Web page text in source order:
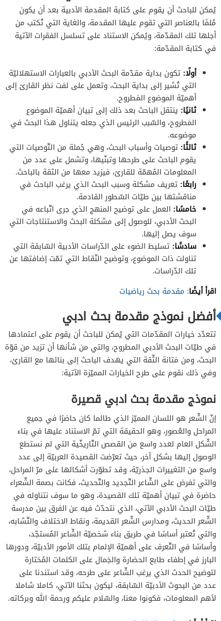
يُمكن للباحث أن يقوم على كتابة المقدمة الأدبية بعد أن يكون
مُلمًا بالعناصر التي تقوم عليها المقدمة، والغاية التي تُكتب من
أجلها تلك المقدّمة، ويُمكن الاستناد على تسلسل الفقرات الآتية
في كتابة المقدّمة:
أولًا: تكون بداية مقدّمة البحث الأدبي بالعبارات الاستهلاليّة
التي تُشير إلى بداية البحث، وتعمل على لفت نظر القارئ إلى
أهميّة الموضوع المَطروح.
ثانيًا: ينتقل الباحث بعد ذلك إلى تبيان أهميّة الموضوع
المَطروح، والسّبب الرئيس الذي جعله يتناول هذا البحث في
موضوعه.
ثالثًا: توصيات وأسباب البحث، وهي جُملة من التّوصيات التي
يقوم الباحث على طرحها وتبنّيها، وتشمل على عدد من
المعلومات المُهمّة للقارئ، فيزيد معها من الثقة بالباحث.
رابعًا: تعريف مشكلة وسبب البحث الذي يرغب الباحث في
مناقشتها بين طيّات السّطور القادمة.
خامسًا: العمل على توضيح المنهج الذي جرى اتّباعه في
البحث الأدبي، للوصول إلى مشكلة البحث والاستنتاجات التي
سوف يصل إليها.
سادسًَا: تسليط الضوء على الدّراسات الأدبية السّابقة التي
تناولت ذات الموضوع، وتوضيح النّقاط التي تمّت إضافتها عن
تلك الدّراسات.
اقرأ أيضًا: مقدمة بحث رياضيات
أفضل نموذج مقدمة بحث ادبي
تتعدّد خيارات المقدّمات التي يُمكن للباحث أن يقوم على اعتمادها
في طيّات البحث الأدبي المطروح، والتي من شأنها أن تزيد من قوّة
البحث، ومن مَتانة الثّقة التي يهدف الباحث إلى بنائها مع القارئ،
وفي ذلك نقوم على طرح الخيارات المميّزة الآتية:
نموذج مقدمة بحث ادبي قصيرة
إنّ الشّعر هو اللسان المميّز الذي طالما كان حاضرًا في جميع
المراحل والعُصور، وهو الحقيقة التي تمّ الاستناد عليها في بناء
الشّكل العام لعدد واسع من القصص التّاريخّية التي لم نستطع
الوصول إليها بشكل آخر، حيث تعرّضت القصيدة العربيّة إلى عدد
واسع من التغييرات الجذريّة، وقد تطوّرت أشكالها على مرّ المراحل،
والتي تفرض على الشّاعر التّجديد والتّحديث، فكانت بصمة الشّعراء
حاضرة في تبيان أهميّة تلك القصيدة، وهو ما سوف نتناوله في
طيّات البحث الأدبي الآتي، الذي نتحدّث فيه عن الفرق بين مدرسة
الشّعر الحديث، ومدارس الشّعر القديمة، ونقاط الاختلاف والتّشابه،
والتي تُعتبر أساسًا في طريق بناء شخصيّة الشّاعر المُستجّد،
وأساسًا في التّعرف على أهميّة الإلمام بتلك الأمور الأدبيّة، ودورها
البارز في إطفاء طابع الحضارة والجَمال على الكلمات المُختارة
لتوضيح الحدث الذي يرغب الشّاعر على طرحه، وقد استندنا على
عدد من البحوث الأدبيّة السّابقة، ليكون بحثنا الآتي، كاملا شاملا
لأهم المعلومات، فكونوا معنا، والسّلام عليكم ورحمة الله وبركاته.